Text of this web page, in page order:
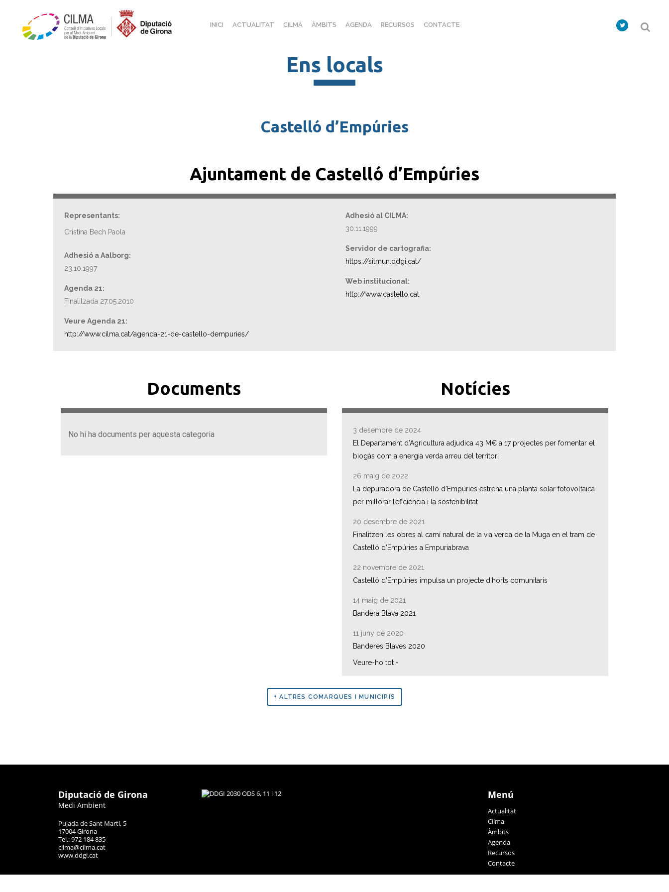
INICI ACTUALITAT CILMA ÀMBITS AGENDA RECURSOS CONTACTE
Ens locals
Castelló d’Empúries
Ajuntament de Castelló d’Empúries
Representants:
Cristina Bech Paola
Adhesió a Aalborg:
23.10.1997
Agenda 21:
Finalitzada 27.05.2010
Veure Agenda 21:
http://www.cilma.cat/agenda-21-de-castello-dempuries/
Adhesió al CILMA:
30.11.1999
Servidor de cartografia:
https://sitmun.ddgi.cat/
Web institucional:
http://www.castello.cat
Documents
No hi ha documents per aquesta categoria
Notícies
3 desembre de 2024
El Departament d’Agricultura adjudica 43 M€ a 17 projectes per fomentar el
biogàs com a energia verda arreu del territori
26 maig de 2022
La depuradora de Castelló d’Empúries estrena una planta solar fotovoltaica
per millorar l’eficiència i la sostenibilitat
20 desembre de 2021
Finalitzen les obres al camí natural de la via verda de la Muga en el tram de
Castelló d’Empúries a Empuriabrava
22 novembre de 2021
Castelló d’Empúries impulsa un projecte d’horts comunitaris
14 maig de 2021
Bandera Blava 2021
11 juny de 2020
Banderes Blaves 2020
Veure-ho tot +
+ ALTRES COMARQUES I MUNICIPIS
Diputació de Girona
Medi Ambient
Pujada de Sant Martí, 5
17004 Girona
Tel.: 972 184 835
cilma@cilma.cat
www.ddgi.cat
Menú
Actualitat
Cilma
Àmbits
Agenda
Recursos
Contacte